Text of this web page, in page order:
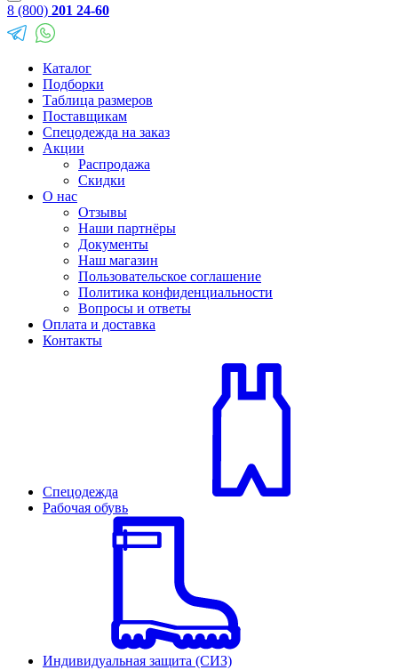
8 (800) 201 24-60
Каталог
Подборки
Таблица размеров
Поставщикам
Спецодежда на заказ
Акции
Распродажа
Скидки
О нас
Отзывы
Наши партнёры
Документы
Наш магазин
Пользовательское соглашение
Политика конфиденциальности
Вопросы и ответы
Оплата и доставка
Контакты
Спецодежда
Рабочая обувь
Индивидуальная защита (СИЗ)